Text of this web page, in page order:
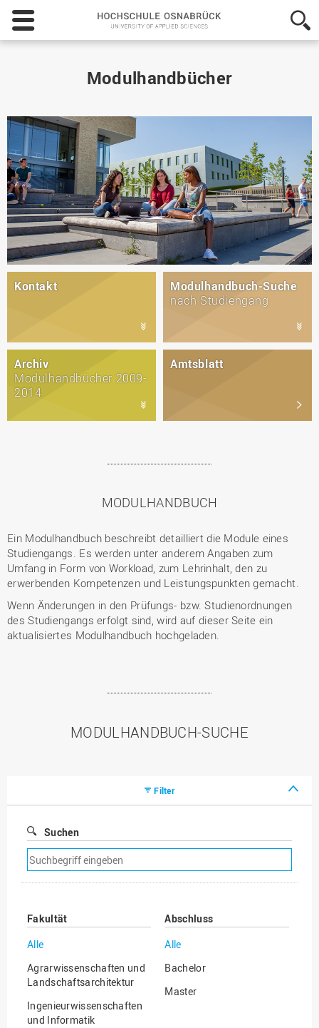
Hochschule
Osnabrück
-
Modulhandbücher
Kontakt
Modulhandbuch-Suche
nach Studiengang
Archiv
Modulhandbücher 2009-
2014
Amtsblatt
MODULHANDBUCH
Ein Modulhandbuch beschreibt detailliert die Module eines
Studiengangs. Es werden unter anderem Angaben zum
Umfang in Form von Workload, zum Lehrinhalt, den zu
erwerbenden Kompetenzen und Leistungspunkten gemacht.
Wenn Änderungen in den Prüfungs- bzw. Studienordnungen
des Studiengangs erfolgt sind, wird auf dieser Seite ein
aktualisiertes Modulhandbuch hochgeladen.
MODULHANDBUCH-SUCHE
Filter
Suchen
Suchfilter
entfernen
Fakultät
Alle
Agrarwissenschaften und
Landschaftsarchitektur
Ingenieurwissenschaften
und Informatik
Abschluss
Alle
Bachelor
Master